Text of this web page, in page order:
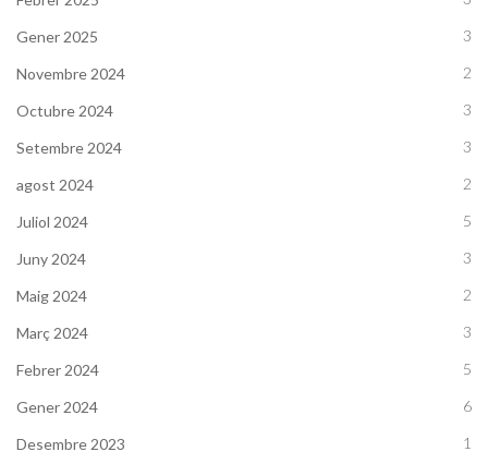
Gener 2025 3
Novembre 2024 2
Octubre 2024 3
Setembre 2024 3
agost 2024 2
Juliol 2024 5
Juny 2024 3
Maig 2024 2
Març 2024 3
Febrer 2024 5
Gener 2024 6
Desembre 2023 1